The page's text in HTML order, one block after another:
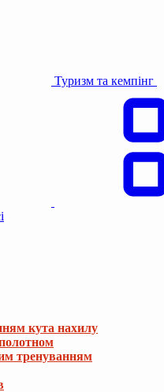
Туризм та кемпінг
кута нахилу
тренуванням